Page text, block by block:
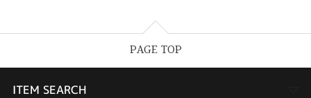
PAGE TOP
ITEM SEARCH